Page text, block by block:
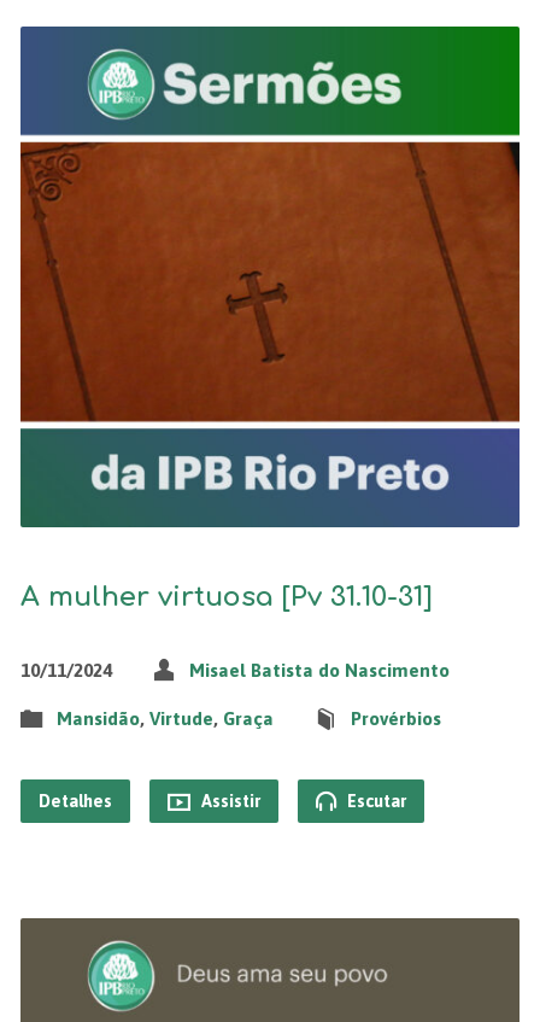
A mulher virtuosa [Pv 31.10-31]
10/11/2024 Misael Batista do Nascimento
Mansidão, Virtude, Graça Provérbios
Detalhes Assistir Escutar